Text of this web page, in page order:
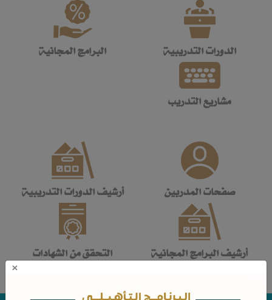
الدورات التدريبية البرامج المجانية
مشاريع التدريب
صفحات المدربين أرشيف الدورات التدريبية
أرشيف البرامج المجانية التحقق من الشهادات
×